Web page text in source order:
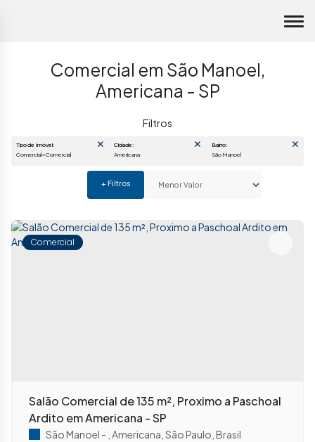
Comercial em São Manoel,
Americana - SP
Americana
Comercial
Salão Comercial de 135 m², Proximo a Paschoal
Ardito em Americana - SP
São Manoel Americana São Paulo Brasil